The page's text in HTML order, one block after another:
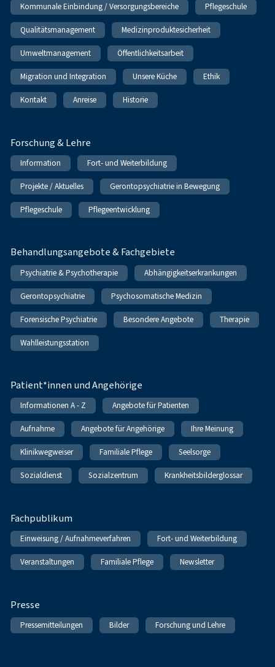
Kommunale Einbindung / Versorgungsbereiche Pflegeschule
Qualitätsmanagement Medizinproduktesicherheit
Umweltmanagement Öffentlichkeitsarbeit
Migration und Integration Unsere Küche Ethik
Kontakt Anreise Historie
Forschung & Lehre
Information Fort- und Weiterbildung
Projekte / Aktuelles Gerontopsychiatrie in Bewegung
Pflegeschule Pflegeentwicklung
Behandlungsangebote & Fachgebiete
Psychiatrie & Psychotherapie Abhängigkeitserkrankungen
Gerontopsychiatrie Psychosomatische Medizin
Forensische Psychiatrie Besondere Angebote Therapie
Wahlleistungsstation
Patient*innen und Angehörige
Informationen A - Z Angebote für Patienten
Aufnahme Angebote für Angehörige Ihre Meinung
Klinikwegweiser Familiale Pflege Seelsorge
Sozialdienst Sozialzentrum Krankheitsbilderglossar
Fachpublikum
Einweisung / Aufnahmeverfahren Fort- und Weiterbildung
Veranstaltungen Familiale Pflege Newsletter
Presse
Pressemitteilungen Bilder Forschung und Lehre